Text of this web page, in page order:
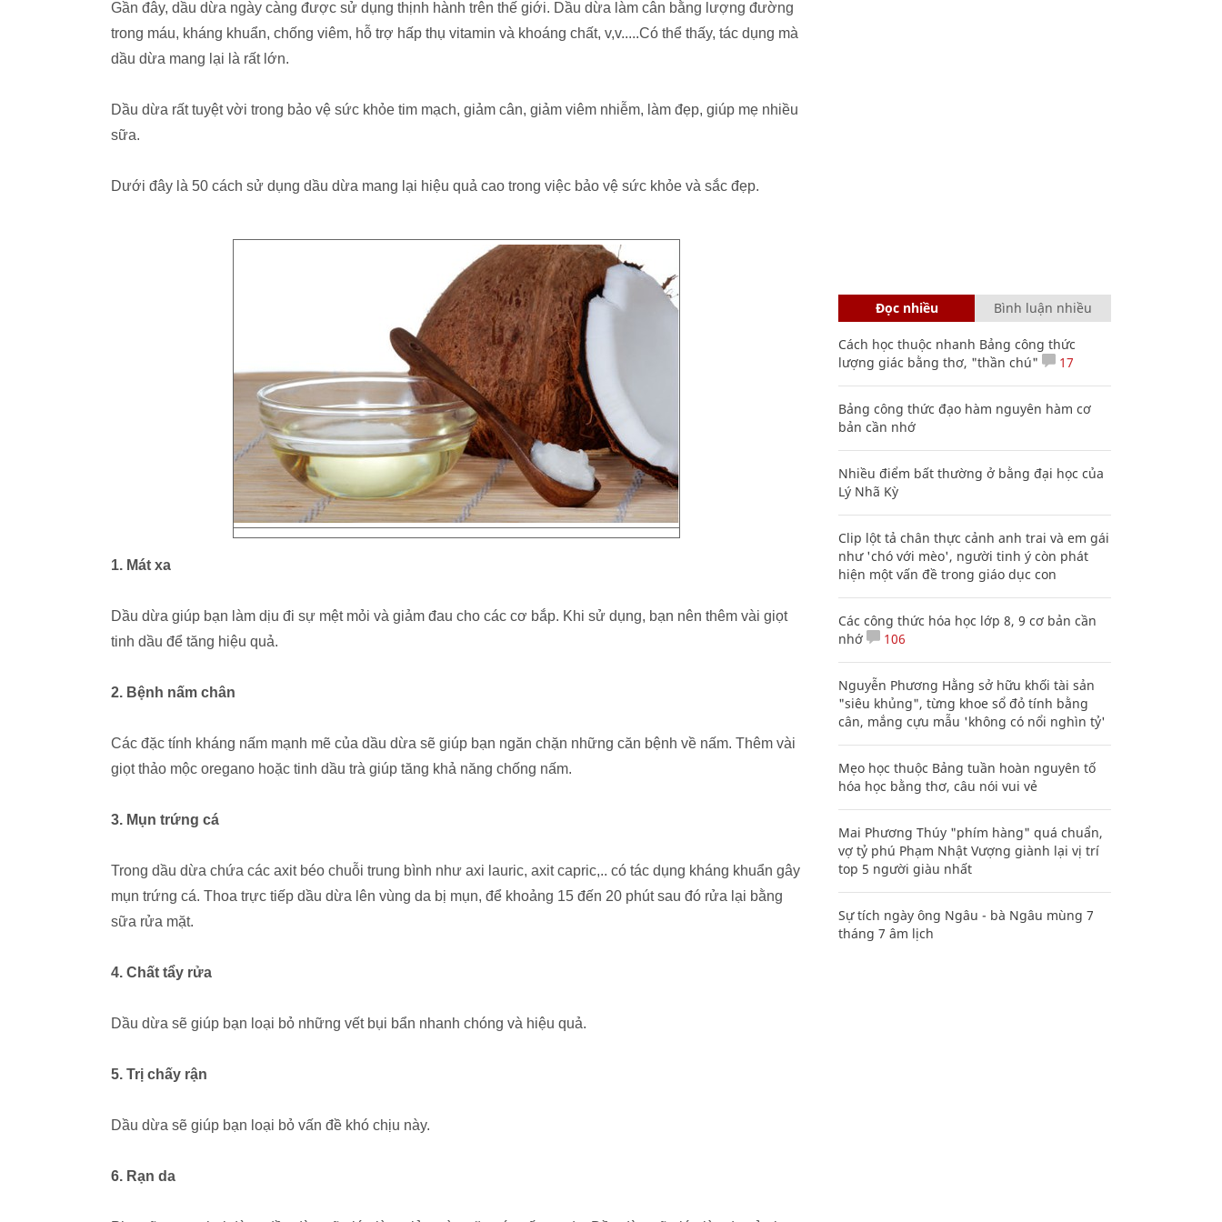
Gần đây, dầu dừa ngày càng được sử dụng thịnh hành trên thế giới. Dầu dừa làm cân bằng lượng đường
trong máu, kháng khuẩn, chống viêm, hỗ trợ hấp thụ vitamin và khoáng chất, v,v.....Có thể thấy, tác dụng mà
dầu dừa mang lại là rất lớn.
Dầu dừa rất tuyệt vời trong bảo vệ sức khỏe tim mạch, giảm cân, giảm viêm nhiễm, làm đẹp, giúp mẹ nhiều
sữa.
Dưới đây là 50 cách sử dụng dầu dừa mang lại hiệu quả cao trong việc bảo vệ sức khỏe và sắc đẹp.
1. Mát xa
Dầu dừa giúp bạn làm dịu đi sự mệt mỏi và giảm đau cho các cơ bắp. Khi sử dụng, bạn nên thêm vài giọt
tinh dầu để tăng hiệu quả.
2. Bệnh nấm chân
Các đặc tính kháng nấm mạnh mẽ của dầu dừa sẽ giúp bạn ngăn chặn những căn bệnh về nấm. Thêm vài
giọt thảo mộc oregano hoặc tinh dầu trà giúp tăng khả năng chống nấm.
3. Mụn trứng cá
Trong dầu dừa chứa các axit béo chuỗi trung bình như axi lauric, axit capric,.. có tác dụng kháng khuẩn gây
mụn trứng cá. Thoa trực tiếp dầu dừa lên vùng da bị mụn, để khoảng 15 đến 20 phút sau đó rửa lại bằng
sữa rửa mặt.
4. Chất tẩy rửa
Dầu dừa sẽ giúp bạn loại bỏ những vết bụi bẩn nhanh chóng và hiệu quả.
5. Trị chấy rận
Dầu dừa sẽ giúp bạn loại bỏ vấn đề khó chịu này.
6. Rạn da
Đọc nhiều Bình luận nhiều
Cách học thuộc nhanh Bảng công thức
lượng giác bằng thơ, "thần chú"
17
Bảng công thức đạo hàm nguyên hàm cơ
bản cần nhớ
Nhiều điểm bất thường ở bằng đại học của
Lý Nhã Kỳ
Clip lột tả chân thực cảnh anh trai và em gái
như 'chó với mèo', người tinh ý còn phát
hiện một vấn đề trong giáo dục con
Các công thức hóa học lớp 8, 9 cơ bản cần
nhớ
106
Nguyễn Phương Hằng sở hữu khối tài sản
"siêu khủng", từng khoe sổ đỏ tính bằng
cân, mắng cựu mẫu 'không có nổi nghìn tỷ'
Mẹo học thuộc Bảng tuần hoàn nguyên tố
hóa học bằng thơ, câu nói vui vẻ
Mai Phương Thúy "phím hàng" quá chuẩn,
vợ tỷ phú Phạm Nhật Vượng giành lại vị trí
top 5 người giàu nhất
Sự tích ngày ông Ngâu - bà Ngâu mùng 7
tháng 7 âm lịch